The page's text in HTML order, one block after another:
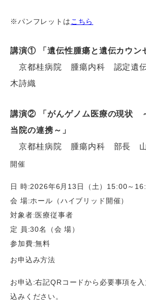
※パンフレットは こちら
講演① 「遺伝性腫瘍と遺伝カウン
京都桂病院 腫瘍内科 認定遺
木詩織
講演② 「がんゲノム医療の現状
当院の連携～」
京都桂病院 腫瘍内科 部長 山
開催
日 時:2026年6月13日（土）15:00～
会 場:ホール（ハイブリッド開催）
対象者:医療従事者
定 員:30名（会 場）
参加費:無料
お申込み方法
お申込:右記QRコードから必要事項を
込みください。